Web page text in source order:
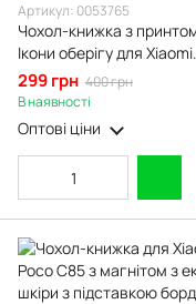
Артикул: 0053765
Чохол-книжка з
Ікони оберігу для Xiaomi
Poco C85 з магнітом з
шкіри з підставкою
299 грн 400 грн
В наявності
Оптові ціни